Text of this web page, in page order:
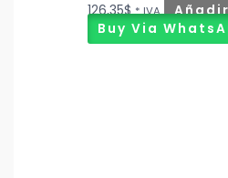
126,35$ * IVA
Buy Via